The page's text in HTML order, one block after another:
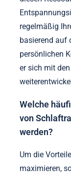
regelmäßig
basierend auf
persönlichen
er sich mit
Welche
von
werden?
Um die
maximieren,